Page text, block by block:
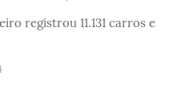
registrou 11.131 carros e